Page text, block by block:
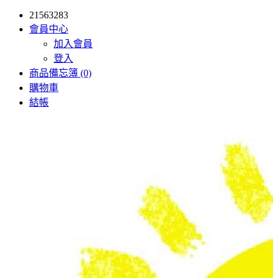
21563283
會員中心
加入會員
登入
商品備忘簿 (0)
購物車
結帳